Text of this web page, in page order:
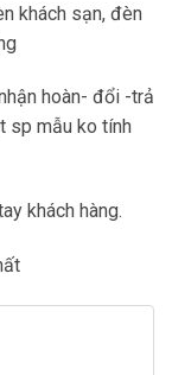
khách sạn, đèn
hoàn- đổi -trả
sp mẫu ko tính
khách hàng.